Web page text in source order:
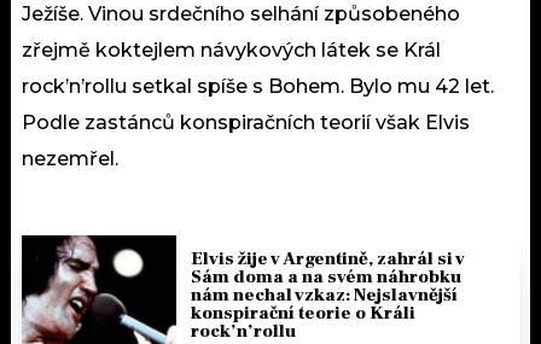
Ježíše. Vinou srdečního selhání způsobeného
zřejmě koktejlem návykových látek se Král
rock’n’rollu setkal spíše s Bohem. Bylo mu 42 let.
Podle zastánců konspiračních teorií však Elvis
nezemřel.
Elvis žije v Argentině, zahrál si v
Sám doma a na svém náhrobku
nám nechal vzkaz: Nejslavnější
konspirační teorie o Králi
rock’n’rollu